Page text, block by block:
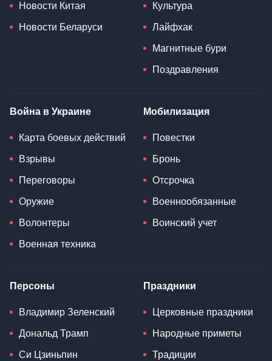
Новости Китая
Новости Беларуси
Культура
Лайфхак
Магнитные бури
Поздравления
Война в Украине
Карта боевых действий
Взрывы
Переговоры
Оружие
Волонтеры
Военная техника
Мобилизация
Повестки
Бронь
Отсрочка
Военнообязанные
Воинский учет
Персоны
Владимир Зеленский
Дональд Трамп
Си Цзиньпин
Праздники
Церковные праздники
Народные приметы
Традиции